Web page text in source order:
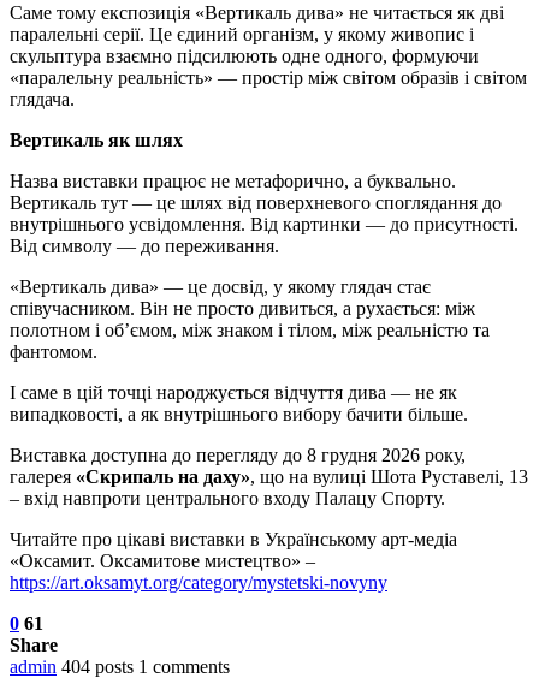
Саме тому експозиція «Вертикаль дива» не читається як дві
паралельні серії. Це єдиний організм, у якому живопис і
скульптура взаємно підсилюють одне одного, формуючи
«паралельну реальність» — простір між світом образів і світом
глядача.
Вертикаль як шлях
Назва виставки працює не метафорично, а буквально.
Вертикаль тут — це шлях від поверхневого споглядання до
внутрішнього усвідомлення. Від картинки — до присутності.
Від символу — до переживання.
«Вертикаль дива» — це досвід, у якому глядач стає
співучасником. Він не просто дивиться, а рухається: між
полотном і об’ємом, між знаком і тілом, між реальністю та
фантомом.
І саме в цій точці народжується відчуття дива — не як
випадковості, а як внутрішнього вибору бачити більше.
Виставка доступна до перегляду до 8 грудня 2026 року,
галерея «Скрипаль на даху», що на вулиці Шота Руставелі, 13
– вхід навпроти центрального входу Палацу Спорту.
Читайте про цікаві виставки в Українському арт-медіа
«Оксамит. Оксамитове мистецтво» –
https://art.oksamyt.org/category/mystetski-novyny
0 61
Share
admin 404 posts 1 comments